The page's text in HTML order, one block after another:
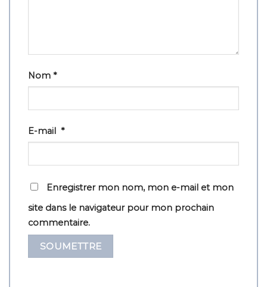
Nom *
E-mail *
Enregistrer mon nom, mon e-mail et mon
site dans le navigateur pour mon prochain
commentaire.